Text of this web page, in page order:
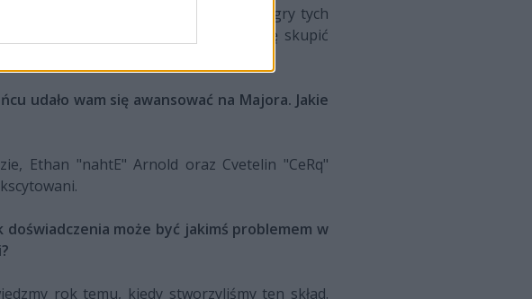
Nasz trener ewidentnie rozgryzł styl gry tych
zbyt wielu kontrtaktyk. Staraliśmy się skupić
na to, jak grają inne formacje.
udało wam się awansować na Majora. Jakie
Ethan "nahtE" Arnold oraz Cvetelin "CeRq"
może być jakimś problemem w
rok temu, kiedy stworzyliśmy ten skład.